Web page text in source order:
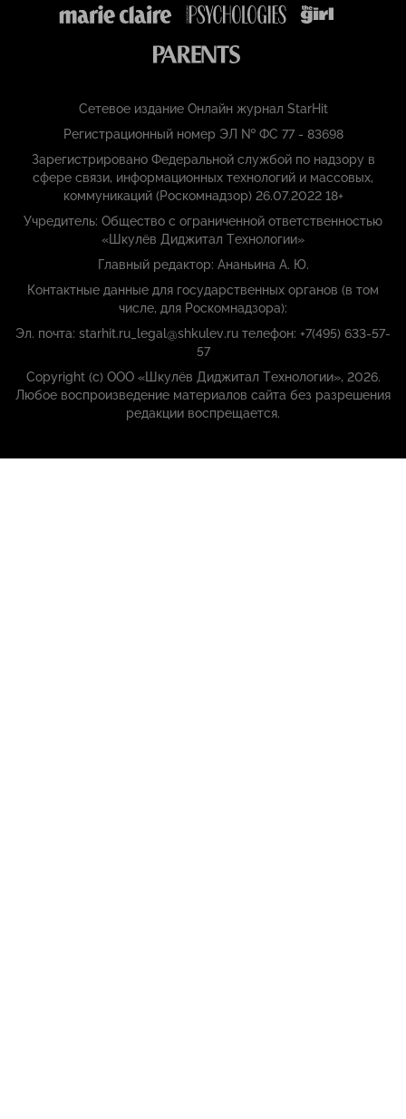
Сетевое издание Онлайн журнал StarHit
Регистрационный номер ЭЛ № ФС 77 - 83698
Зарегистрировано Федеральной службой по надзору в
сфере связи, информационных технологий и массовых,
коммуникаций (Роскомнадзор) 26.07.2022 18+
Учредитель: Общество с ограниченной ответственностью
«Шкулёв Диджитал Технологии»
Главный редактор: Ананьина А. Ю.
Контактные данные для государственных органов (в том
числе, для Роскомнадзора):
Эл. почта: starhit.ru_legal@shkulev.ru телефон: +7(495) 633-57-
57
Copyright (с) ООО «Шкулёв Диджитал Технологии», 2026.
Любое воспроизведение материалов сайта без разрешения
редакции воспрещается.